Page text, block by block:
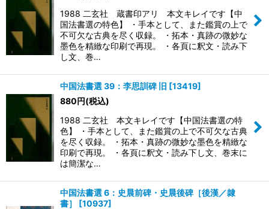
1988 二玄社 蔵書印アリ 本文キレイです【中
国法書選の特色】 ・手本として、また鑑賞の上で
不可欠な古典を尽く収録。 ・拓本・真跡の微妙な
墨色を精緻な印刷で再現。 ・各頁に釈文・読み下
し文、巻…
中国法書選 39：李思訓碑 旧 [13419]
880円(税込)
1988 二玄社 本文キレイです【中国法書選の特
色】 ・手本として、また鑑賞の上で不可欠な古典
を尽く収録。 ・拓本・真跡の微妙な墨色を精緻な
印刷で再現。 ・各頁に釈文・読み下し文、巻末に
は簡潔な…
中国法書選 6：史晨前碑・史晨後碑［後漢／隷
書］
[10937]